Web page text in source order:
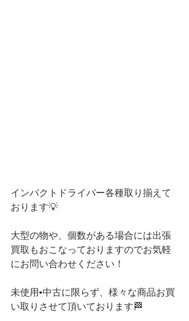
インパクトドライバー各種取り揃えて
おります💡
大型の物や、個数がある場合には出張
買取もおこなっておりますのでお気軽
にお問い合わせください！
未使用•中古に限らず、様々な商品お買
い取りさせて頂いております🏁